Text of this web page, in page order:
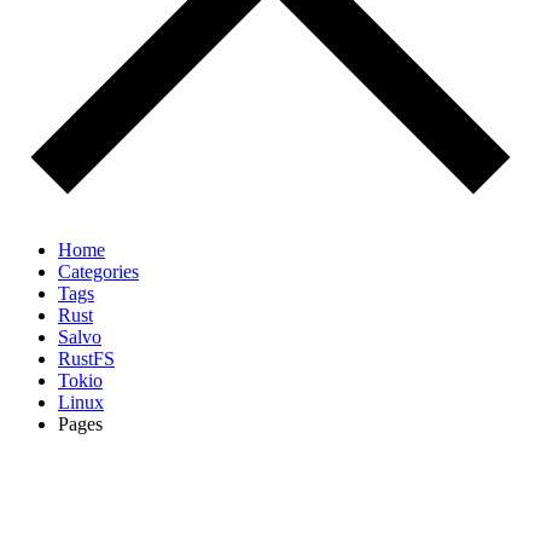
Home
Categories
Tags
Rust
Salvo
RustFS
Tokio
Linux
Pages